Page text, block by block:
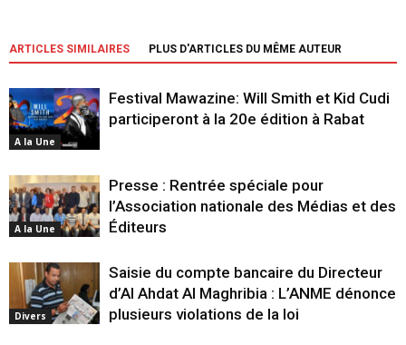
ARTICLES SIMILAIRES PLUS D'ARTICLES DU MÊME AUTEUR
A la Une
Festival Mawazine: Will Smith et Kid Cudi
participeront à la 20e édition à Rabat
A la Une
Presse : Rentrée spéciale pour
l’Association nationale des Médias et des
Éditeurs
Divers
Saisie du compte bancaire du Directeur
d’Al Ahdat Al Maghribia : L’ANME dénonce
plusieurs violations de la loi